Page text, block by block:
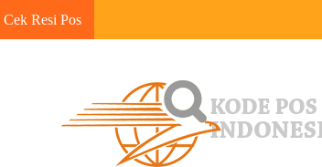
Cek Resi Pos